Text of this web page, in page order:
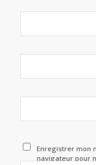
Enregistrer mon
navigateur pour